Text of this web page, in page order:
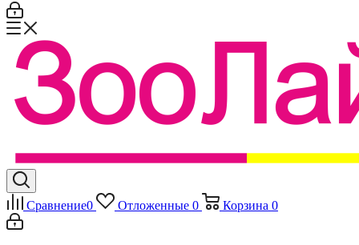
Сравнение0 Отложенные 0 Корзина 0